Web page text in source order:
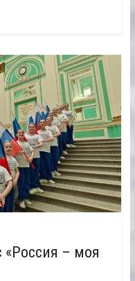
«Россия – моя